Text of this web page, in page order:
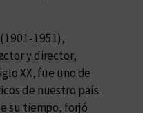
1951),
y director,
XX, fue uno de
de nuestro país.
su tiempo, forjó